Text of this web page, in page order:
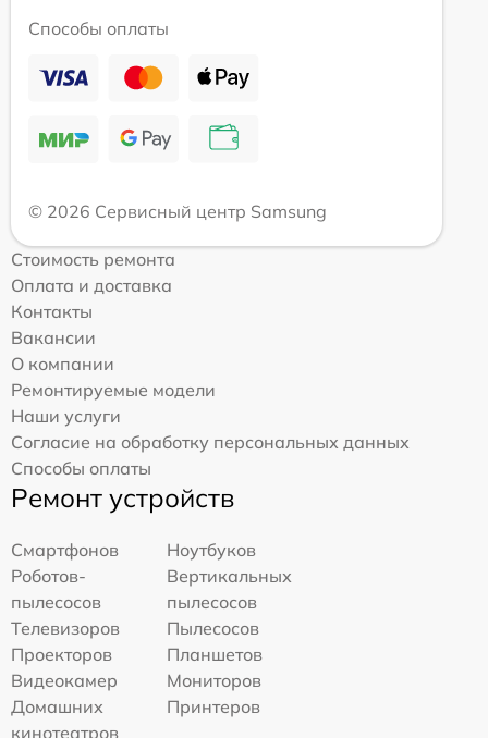
Способы оплаты
© 2026 Сервисный центр Samsung
Стоимость ремонта
Оплата и доставка
Контакты
Вакансии
О компании
Ремонтируемые модели
Наши услуги
Согласие на обработку персональных данных
Способы оплаты
Ремонт устройств
Смартфонов
Ноутбуков
Роботов-
пылесосов
Вертикальных
пылесосов
Телевизоров
Пылесосов
Проекторов
Планшетов
Видеокамер
Мониторов
Домашних
кинотеатров
Принтеров